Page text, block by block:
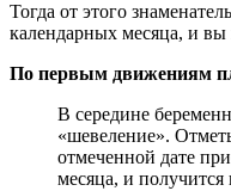
Тогда от этого
календарных месяца, и
По первым движениям
В середине
«шевеление».
отмеченной дате
месяца, и